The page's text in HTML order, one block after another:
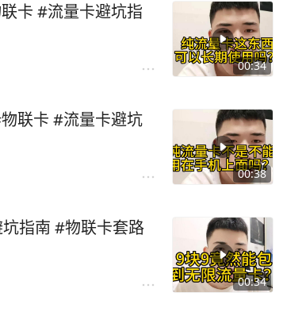
00:34
卡 #流量卡避坑指
00:38
联卡 #流量卡避坑
00:34
指南 #物联卡套路